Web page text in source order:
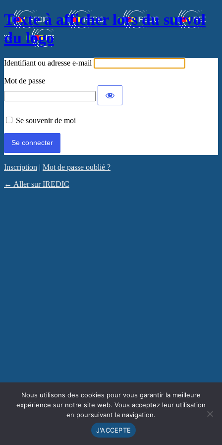
Texte à afficher lors du survol
du logo
Identifiant ou adresse e-mail
Mot de passe
Se souvenir de moi
Inscription | Mot de passe oublié ?
← Aller sur IREDIC
Nous utilisons des cookies pour vous garantir la meilleure
expérience sur notre site web. Vous acceptez leur utilisation
en poursuivant la navigation.
J'ACCEPTE